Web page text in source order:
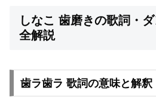
しなこ 歯磨きの歌詞・
全解説
歯ラ歯ラ 歌詞の意味と解釈